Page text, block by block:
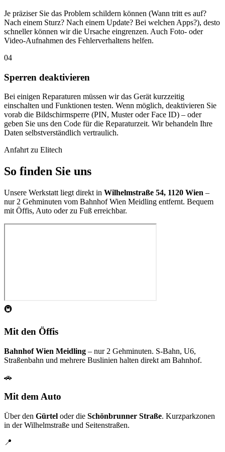
Je präziser Sie das Problem schildern können (Wann tritt es auf?
Nach einem Sturz? Nach einem Update? Bei welchen Apps?), desto
schneller können wir die Ursache eingrenzen. Auch Foto- oder
Video-Aufnahmen des Fehlerverhaltens helfen.
04
Sperren deaktivieren
Bei einigen Reparaturen müssen wir das Gerät kurzzeitig
einschalten und Funktionen testen. Wenn möglich, deaktivieren Sie
vorab die Bildschirmsperre (PIN, Muster oder Face ID) – oder
geben Sie uns den Code für die Reparaturzeit. Wir behandeln Ihre
Daten selbstverständlich vertraulich.
Anfahrt zu Elitech
So finden Sie uns
Unsere Werkstatt liegt direkt in Wilhelmstraße 54, 1120 Wien –
nur 2 Gehminuten vom Bahnhof Wien Meidling entfernt. Bequem
mit Öffis, Auto oder zu Fuß erreichbar.
🚇
Mit den Öffis
Bahnhof Wien Meidling – nur 2 Gehminuten. S-Bahn, U6,
Straßenbahn und mehrere Buslinien halten direkt am Bahnhof.
🚗
Mit dem Auto
Über den Gürtel oder die Schönbrunner Straße. Kurzparkzonen
in der Wilhelmstraße und Seitenstraßen.
📍